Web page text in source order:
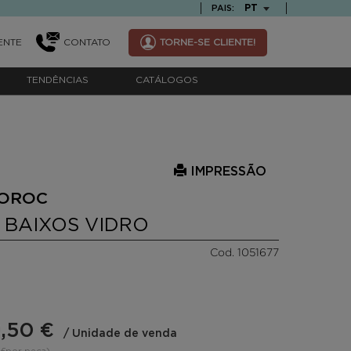
PAIS: TEXT.LANGUAGE
PT
CONTATO TORNE-SE CLIENTE!
TENDÊNCIAS CATÁLOGOS
IMPRESSÃO
VIDRO
Cod. 1051677
€ / Unidade de venda